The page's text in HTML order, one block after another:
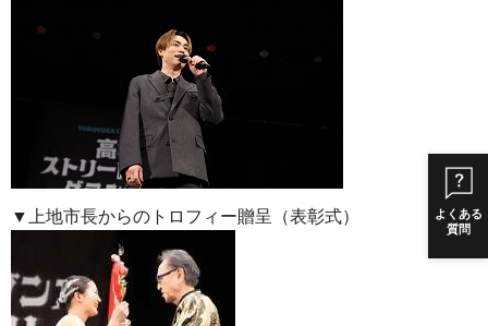
よくある
質問
▼上地市長からのトロフィー贈呈（表彰式）